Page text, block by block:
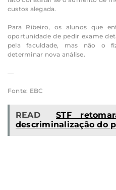
custos alegada.
Para Ribeiro, os alunos que
oportunidade de pedir exame
pela faculdade, mas não o
determinar nova análise.
—
Fonte: EBC
READ
STF
descriminalização do